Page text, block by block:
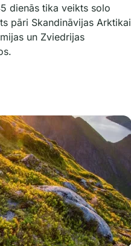
dienās tika veikts solo
pāri Skandināvijas Arktikai
un Zviedrijas